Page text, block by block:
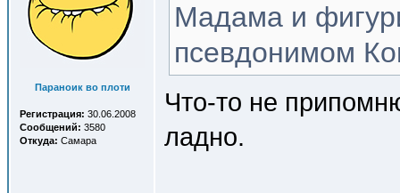
Параноик во плоти
Регистрация: 30.06.2008
Сообщений: 3580
Откуда: Самара
Мадама и
псевдонимом
Что-то не
ладно.